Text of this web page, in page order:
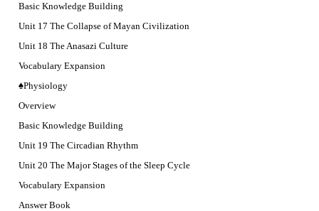
Basic Knowledge Building
Unit 17 The Collapse of Mayan Civilization
Unit 18 The Anasazi Culture
Vocabulary Expansion
♠Physiology
Overview
Basic Knowledge Building
Unit 19 The Circadian Rhythm
Unit 20 The Major Stages of the Sleep Cycle
Vocabulary Expansion
Answer Book